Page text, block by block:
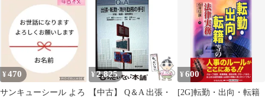
¥470
サンキューシール よろ
¥ 2,825
【中古】 Q＆A 出張・
¥600
[2G]転勤・出向・転籍